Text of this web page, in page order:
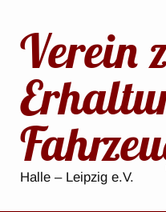
Verein
Halle – Leipzig e.V.